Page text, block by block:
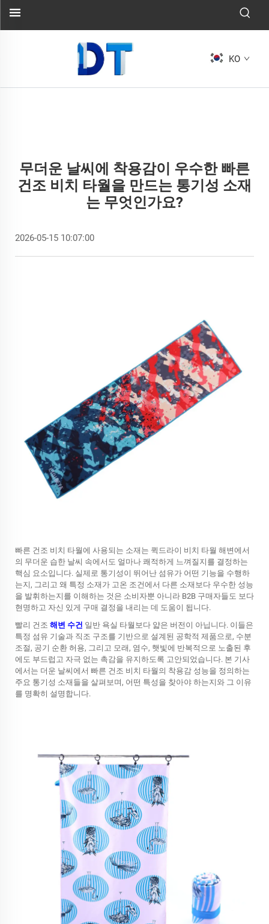
KO
무더운 날씨에 착용감이 우수한 빠른
건조 비치 타월을 만드는 통기성 소재
는 무엇인가요?
2026-05-15 10:07:00
빠른 건조 비치 타월에 사용되는 소재는 퀵드라이 비치 타월 해변에서
의 무더운 습한 날씨 속에서도 얼마나 쾌적하게 느껴질지를 결정하는
핵심 요소입니다. 실제로 통기성이 뛰어난 섬유가 어떤 기능을 수행하
는지, 그리고 왜 특정 소재가 고온 조건에서 다른 소재보다 우수한 성능
을 발휘하는지를 이해하는 것은 소비자뿐 아니라 B2B 구매자들도 보다
현명하고 자신 있게 구매 결정을 내리는 데 도움이 됩니다.
빨리 건조 해변 수건 일반 욕실 타월보다 얇은 버전이 아닙니다. 이들은
특정 섬유 기술과 직조 구조를 기반으로 설계된 공학적 제품으로, 수분
조절, 공기 순환 허용, 그리고 모래, 염수, 햇빛에 반복적으로 노출된 후
에도 부드럽고 자극 없는 촉감을 유지하도록 고안되었습니다. 본 기사
에서는 더운 날씨에서 빠른 건조 비치 타월의 착용감 성능을 정의하는
주요 통기성 소재들을 살펴보며, 어떤 특성을 찾아야 하는지와 그 이유
를 명확히 설명합니다.